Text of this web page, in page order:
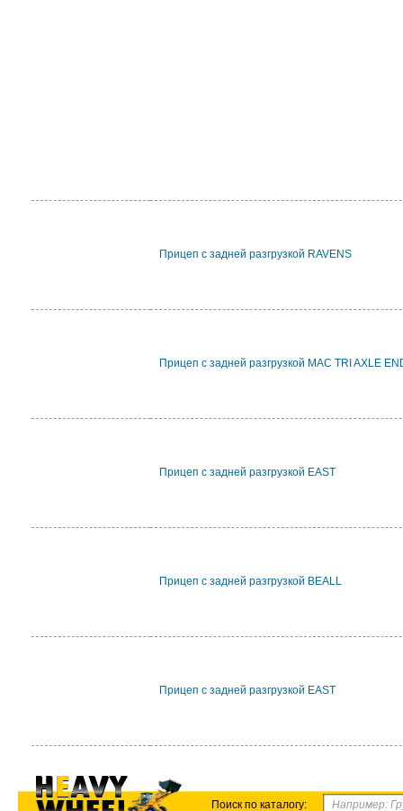
Прицеп с задней разгрузкой RAVENS
Прицеп с задней разгрузкой MAC TRI AXLE
Прицеп с задней разгрузкой EAST
Прицеп с задней разгрузкой BEALL
Прицеп с задней разгрузкой EAST
Поиск по каталогу: